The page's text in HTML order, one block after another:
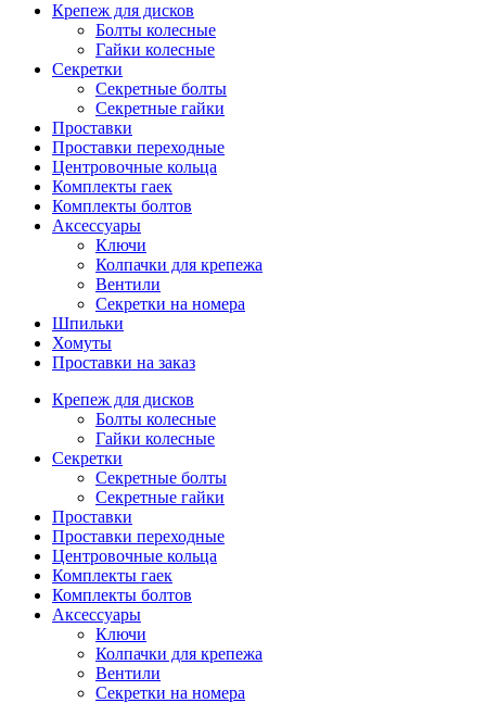
Крепеж для дисков
Болты колесные
Гайки колесные
Секретки
Секретные болты
Секретные гайки
Проставки
Проставки переходные
Центровочные кольца
Комплекты гаек
Комплекты болтов
Аксессуары
Ключи
Колпачки для крепежа
Вентили
Секретки на номера
Шпильки
Хомуты
Проставки на заказ
Крепеж для дисков
Болты колесные
Гайки колесные
Секретки
Секретные болты
Секретные гайки
Проставки
Проставки переходные
Центровочные кольца
Комплекты гаек
Комплекты болтов
Аксессуары
Ключи
Колпачки для крепежа
Вентили
Секретки на номера